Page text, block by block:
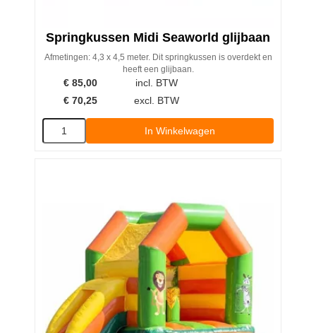
Springkussen Midi Seaworld glijbaan
Afmetingen: 4,3 x 4,5 meter. Dit springkussen is overdekt en
heeft een glijbaan.
€ 85,00
incl. BTW
€ 70,25 excl. BTW
In Winkelwagen